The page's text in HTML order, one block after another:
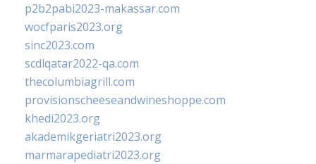
p2b2pabi2023-makassar.com
wocfparis2023.org
sinc2023.com
scdlqatar2022-qa.com
thecolumbiagrill.com
provisionscheeseandwineshoppe.com
khedi2023.org
akademikgeriatri2023.org
marmarapediatri2023.org